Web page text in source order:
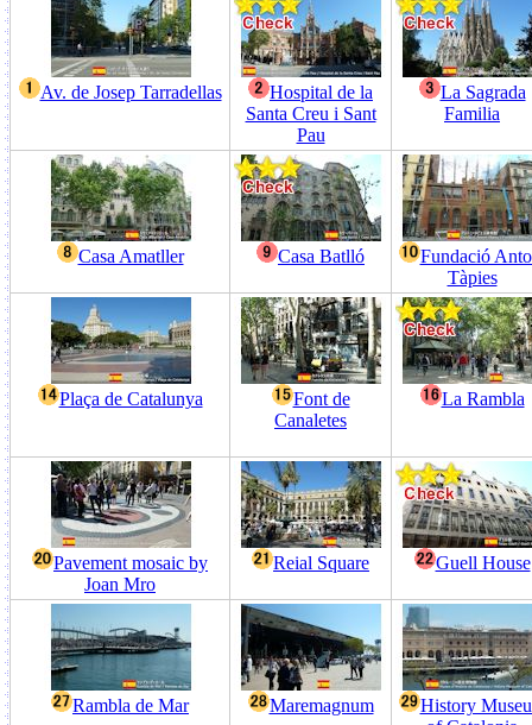
Av. de Josep Tarradellas
Hospital de la
Santa Creu i Sant
Pau
La Sagrada
Familia
Casa Amatller Casa Batlló
Fundació
Tàpies
Plaça de Catalunya
Font de
Canaletes
La Rambla
Pavement mosaic by
Joan Mro
Reial Square Guell House
Rambla de Mar Maremagnum
History